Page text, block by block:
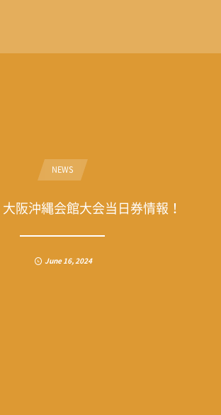
NEWS
阪沖縄会館大会当日券情報！
June 16,2024